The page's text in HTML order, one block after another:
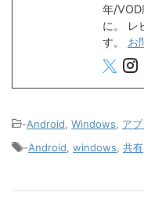
年/VOD
に。 レ
す。 お
-Android Windows
アプ
-Android windows 共有